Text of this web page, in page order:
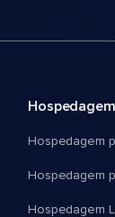
Hospedagem
Hospedagem
Hospedagem